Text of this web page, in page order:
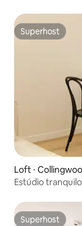
Superhost
Superhost
Loft ⋅
Estúdio
Superhost